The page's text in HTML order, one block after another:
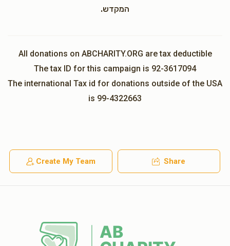
המקדש.
All donations on ABCHARITY.ORG are tax deductible
The tax ID for this campaign is 92-3617094
The international Tax id for donations outside of the USA
is 99-4322663
Create My Team Share